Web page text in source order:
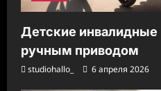
Детские инвалидные
ручным приводом
studiohallo_ 6 апреля 2026